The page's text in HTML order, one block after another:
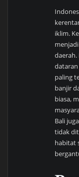
iklim.
daerah.
paling
banjir
biasa,
Bali
tidak
habitat